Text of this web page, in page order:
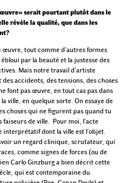
serait pourtant plutôt dans le
révèle la qualité, que dans les
œuvre, tout comme d’autres formes
par la beauté et la justesse des
Mais notre travail d’artiste
accidents, des tensions, des choses
font pas œuvre, en tout cas pas dans
ville, en quelque sorte. On essaye de
choses qui ne figurent pas quand tu
faiseurs de ville. Pour moi, l’acte
interprétatif dont la ville est l’objet.
un regard clinique, scrutateur, qui
comme signes de forces (ou de
Carlo Ginzburg a bien décrit cette
qui est contemporaine du